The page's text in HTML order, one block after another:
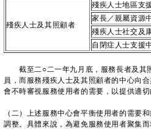
殘疾人士及其照顧者
殘疾人士地區支
家長／親屬資源
殘疾人士社交及
自閉症人士支援
截至二○二一年九月底，服務長者及其
員，而服務殘疾人士及其照顧者的中心向
會不時審視服務使用者的需要，以提供適切
（二）上述服務中心會平衡使用者的需要
調整。具體來說，為避免服務使用者聚集